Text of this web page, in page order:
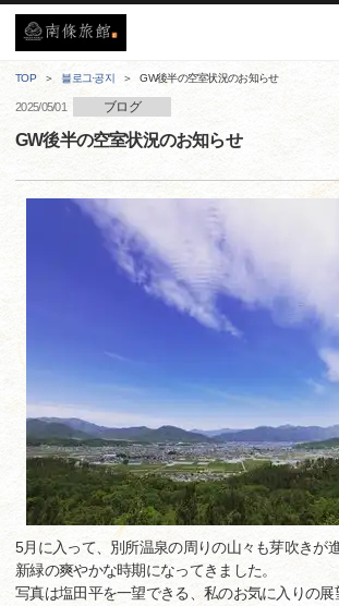
TOP 블로그·공지 GW後半の空室状況のお知らせ
2025/05/01 ブログ
GW後半の空室状況のお知らせ
5月に入って、別所温泉の周りの山々も芽吹きが進
新緑の爽やかな時期になってきました。
写真は塩田平を一望できる、私のお気に入りの展